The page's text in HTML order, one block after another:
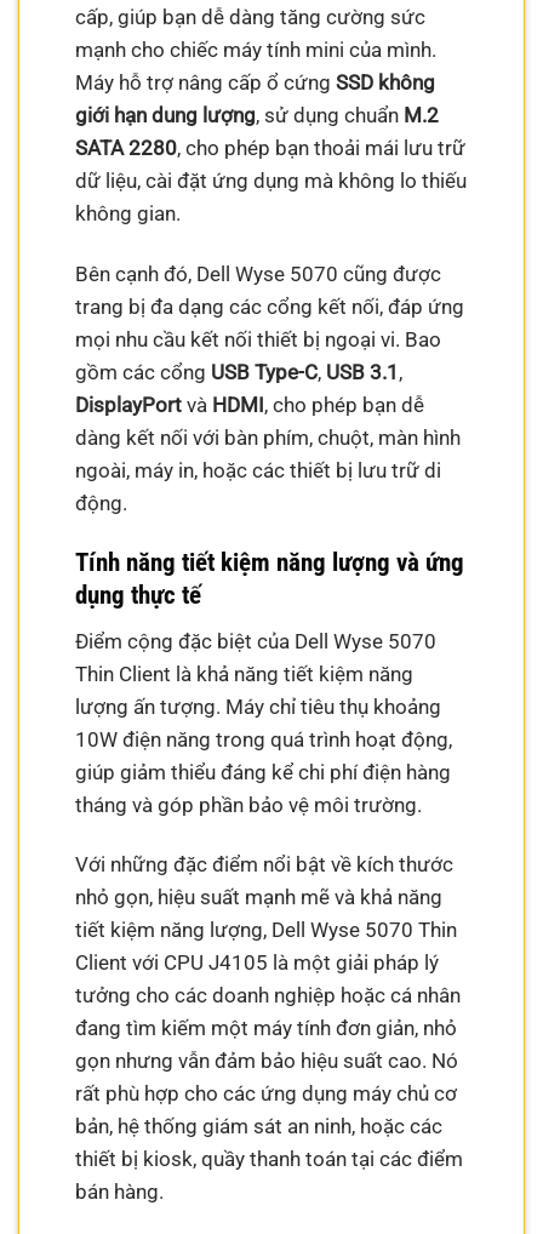
cấp, giúp bạn dễ dàng tăng cường sức
mạnh cho chiếc máy tính mini của mình.
Máy hỗ trợ nâng cấp ổ cứngSSD không
giới hạn dung lượng, sử dụng chuẩn M.2
SATA 2280, cho phép bạn thoải mái lưu trữ
dữ liệu, cài đặt ứng dụng mà không lo thiếu
không gian.
Bên cạnh đó, Dell Wyse 5070 cũng được
trang bị đa dạng các cổng kết nối, đáp ứng
mọi nhu cầu kết nối thiết bị ngoại vi. Bao
gồm các cổng USB Type-C, USB 3.1 ,
DisplayPort và HDMI, cho phép bạn dễ
dàng kết nối với bàn phím, chuột, màn hình
ngoài, máy in, hoặc các thiết bị lưu trữ di
động.
Tính năng tiết kiệm năng lượng và ứng
dụng thực tế
Điểm cộng đặc biệt của Dell Wyse 5070
Thin Client là khả năng tiết kiệm năng
lượng ấn tượng. Máy chỉ tiêu thụ khoảng
10W điện năng trong quá trình hoạt động,
giúp giảm thiểu đáng kể chi phí điện hàng
tháng và góp phần bảo vệ môi trường.
Với những đặc điểm nổi bật về kích thước
nhỏ gọn, hiệu suất mạnh mẽ và khả năng
tiết kiệm năng lượng, Dell Wyse 5070 Thin
Client với CPU J4105 là một giải pháp lý
tưởng cho các doanh nghiệp hoặc cá nhân
đang tìm kiếm một máy tính đơn giản, nhỏ
gọn nhưng vẫn đảm bảo hiệu suất cao. Nó
rất phù hợp cho các ứng dụng máy chủ cơ
bản, hệ thống giám sát an ninh, hoặc các
thiết bị kiosk, quầy thanh toán tại các điểm
bán hàng.